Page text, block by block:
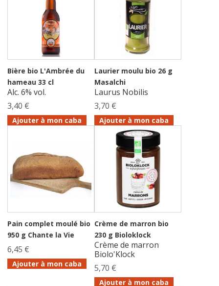
Bière bio L'Ambrée du
hameau 33 cl
Alc. 6% vol.
3,40 €
Ajouter à mon caba
Laurier moulu bio 26 g
Masalchi
Laurus Nobilis
3,70 €
Ajouter à mon caba
Pain complet moulé bio
950 g Chante la Vie
6,45 €
Ajouter à mon caba
Crème de marron bio
230 g Bioloklock
Crème de marron
Biolo'Klock
5,70 €
Ajouter à mon caba